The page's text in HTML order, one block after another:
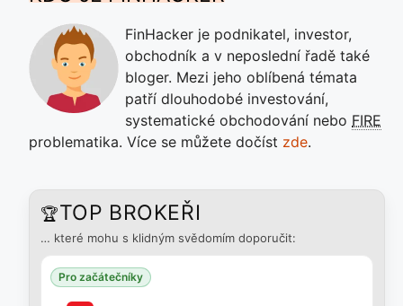
FinHacker je podnikatel, investor,
obchodník a v neposlední řadě také
bloger. Mezi jeho oblíbená témata
patří dlouhodobé investování,
systematické obchodování nebo FIRE
problematika. Více se můžete dočíst zde.
🏆TOP BROKEŘI
… které mohu s klidným svědomím doporučit:
Pro začátečníky